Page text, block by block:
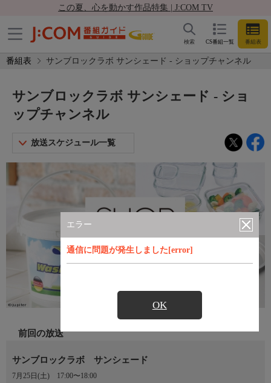
この夏、心を動かす作品特集 | J:COM TV
CS番組一覧 番組表
検索
番組表 サンブロックラボ サンシェード - ショップチャンネル
エラー
通信に問題が発生しました[error]
OK
サンブロックラボ サンシェード - ショ
ップチャンネル
放送スケジュール一覧
前回の放送
サンブロックラボ サンシェード
7月25日(土) 17:00〜18:00